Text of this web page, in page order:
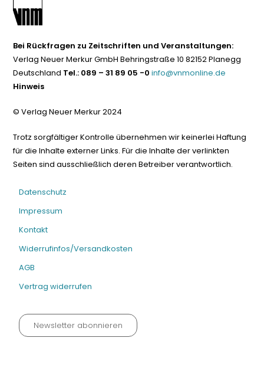
Bei Rückfragen zu Zeitschriften und Veranstaltungen:
Verlag Neuer Merkur GmbH Behringstraße 10 82152 Planegg
Deutschland Tel.: 089 – 31 89 05 -0 info@vnmonline.de
Hinweis
© Verlag Neuer Merkur 2024
Trotz sorgfältiger Kontrolle übernehmen wir keinerlei Haftung
für die Inhalte externer Links. Für die Inhalte der verlinkten
Seiten sind ausschließlich deren Betreiber verantwortlich.
Datenschutz
Impressum
Kontakt
Widerrufinfos/Versandkosten
AGB
Vertrag widerrufen
Newsletter abonnieren